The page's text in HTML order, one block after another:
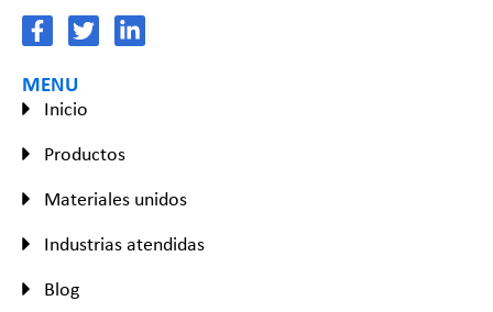
MENU
Inicio
Productos
Materiales unidos
Industrias atendidas
Blog